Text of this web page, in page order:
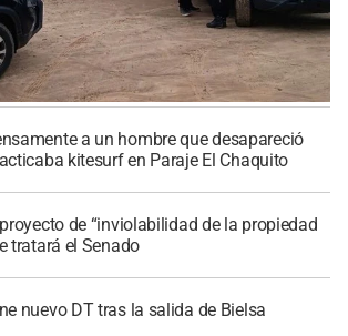
a un hombre que desapareció
kitesurf en Paraje El Chaquito
de “inviolabilidad de la propiedad
tratará el Senado
nuevo DT tras la salida de Bielsa